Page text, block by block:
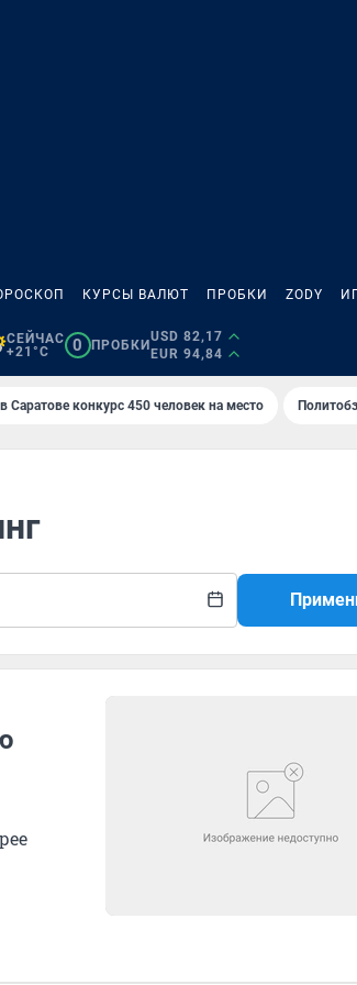
КУРСЫ ВАЛЮТ ПРОБКИ ZODY
СЕЙЧАС
+21°C
0 ПРОБКИ
USD 82,17
EUR 94,84
в Саратове конкурс 450 человек на место